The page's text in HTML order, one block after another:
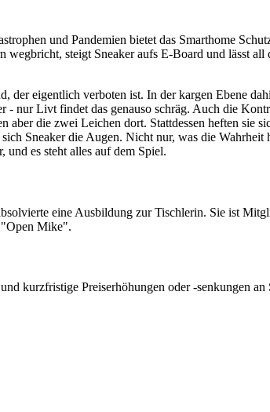
und Pandemien bietet das Smarthome
steigt Sneaker aufs E-Board und lässt
der eigentlich verboten ist. In der kargen Ebene
- nur Livt findet das genauso schräg. Auch die
aber die zwei Leichen dort. Stattdessen heften
Sneaker die Augen. Nicht nur, was die
es steht alles auf dem Spiel.
eine Ausbildung zur Tischlerin. Sie ist
"Open Mike".
kurzfristige Preiserhöhungen oder -senkungen an